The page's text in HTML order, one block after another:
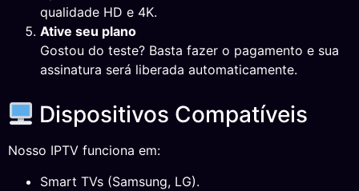
qualidade HD e 4K.
Ative seu plano
Gostou do teste? Basta fazer o pagamento e sua
assinatura será liberada automaticamente.
Dispositivos Compatíveis
Nosso IPTV funciona em:
Smart TVs (Samsung, LG).